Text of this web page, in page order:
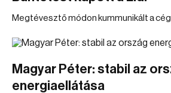
Megtévesztő módon kummunikált a
Magyar Péter: stabil az
energiaellátása